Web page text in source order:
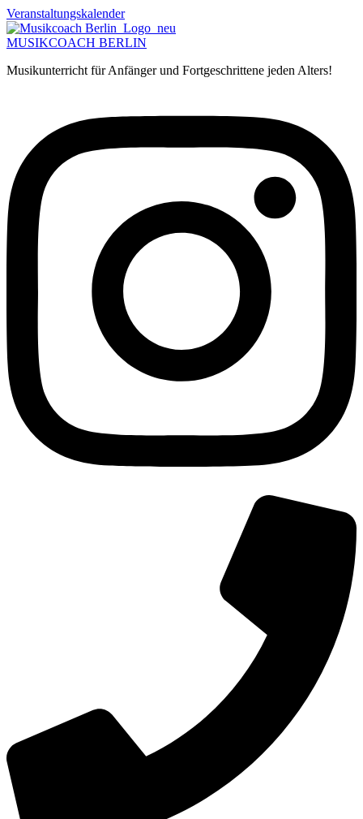
Zum
Inhalt
springen
Veranstaltungskalender
MUSIKCOACH BERLIN
Musikunterricht für Anfänger und Fortgeschrittene jeden Alters!